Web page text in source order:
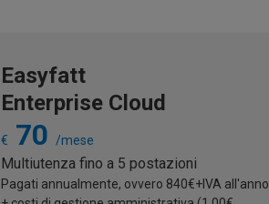
Easyfatt
Enterprise Cloud
€ 70 /mese
Multiutenza fino a 5 postazioni
Pagati annualmente, ovvero 840€+IVA all'anno